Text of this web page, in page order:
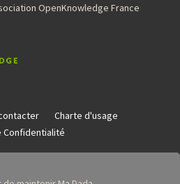
OpenKnowledge France
Charte d'usage
Confidentialité